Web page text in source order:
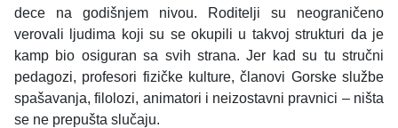
dece na godišnjem nivou. Roditelji su neograničeno
verovali ljudima koji su se okupili u takvoj strukturi da je
kamp bio osiguran sa svih strana. Jer kad su tu stručni
pedagozi, profesori fizičke kulture, članovi Gorske službe
spašavanja, filolozi, animatori i neizostavni pravnici – ništa
se ne prepušta slučaju.